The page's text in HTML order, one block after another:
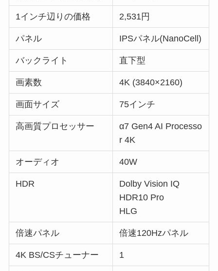
1インチ辺りの価格 2,531円
パネル IPSパネル(NanoCell)
バックライト 直下型
画素数 4K (3840×2160)
画面サイズ 75インチ
高画質プロセッサー
α7 Gen4 AI Processo
r 4K
オーディオ 40W
HDR
Dolby Vision IQ
HDR10 Pro
HLG
倍速パネル 倍速120Hzパネル
4K BS/CSチューナー 1